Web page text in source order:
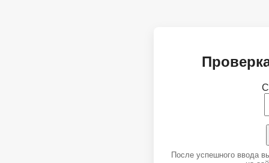
После успешного ввода